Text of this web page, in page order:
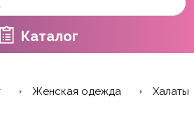
Каталог
Женская одежда Халаты